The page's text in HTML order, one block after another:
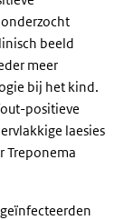
beeld
meer
bij het kind.
positieve
laesies
Treponema